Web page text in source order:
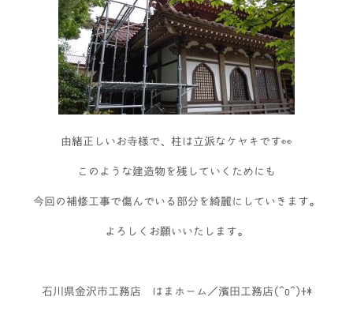
由緒正しいお寺様で、柱は立派なケヤキです👀
このような建造物を残していくためにも
今回の補修工事で傷んでいる部分を綺麗にしていきます。
よろしくお願いいたします。
石川県金沢市工務店 はまホーム／濱田工務店(^o^)+*